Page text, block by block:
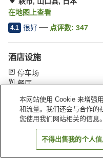
在地图上查看
4.1 很好 点评数: 347
酒店设施
停车场
餐厅
首页 日本 山口县 萩
本网站使用 Cookie 来增强
和流量。我们还会与合作的
您使用我们网站相关的信息。
不得出售我的个人